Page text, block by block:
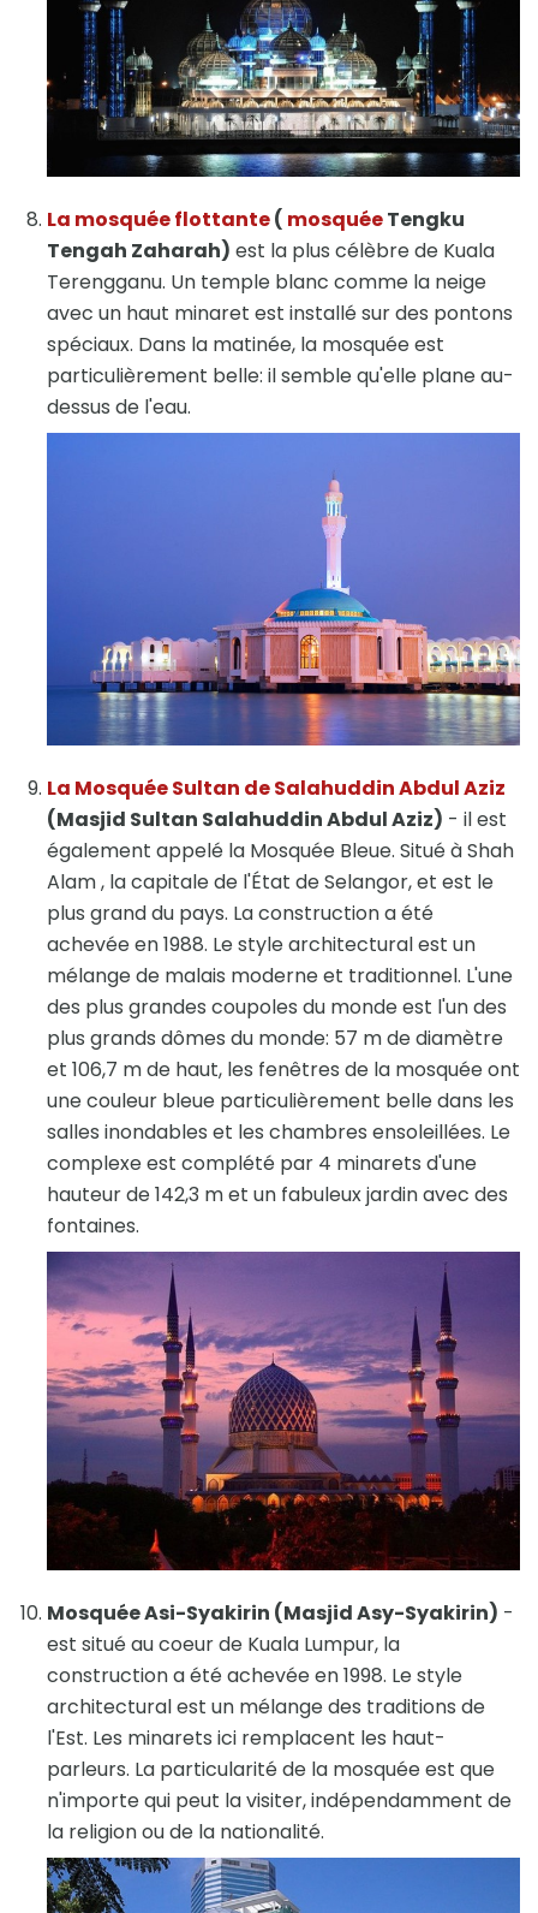
La mosquée flottante( mosquéeTengku
Tengah Zaharah) est la plus célèbre de Kuala
Terengganu. Un temple blanc comme la neige
avec un haut minaret est installé sur des pontons
spéciaux. Dans la matinée, la mosquée est
particulièrement belle: il semble qu'elle plane au-
dessus de l'eau.
La Mosquée Sultan de Salahuddin Abdul Aziz
(Masjid Sultan Salahuddin Abdul Aziz) - il est
également appelé la Mosquée Bleue. Situé à Shah
Alam , la capitale de l'État de Selangor, et est le
plus grand du pays. La construction a été
achevée en 1988. Le style architectural est un
mélange de malais moderne et traditionnel. L'une
des plus grandes coupoles du monde est l'un des
plus grands dômes du monde: 57 m de diamètre
et 106,7 m de haut, les fenêtres de la mosquée ont
une couleur bleue particulièrement belle dans les
salles inondables et les chambres ensoleillées. Le
complexe est complété par 4 minarets d'une
hauteur de 142,3 m et un fabuleux jardin avec des
fontaines.
Mosquée Asi-Syakirin (Masjid Asy-Syakirin) -
est situé au coeur de Kuala Lumpur, la
construction a été achevée en 1998. Le style
architectural est un mélange des traditions de
l'Est. Les minarets ici remplacent les haut-
parleurs. La particularité de la mosquée est que
n'importe qui peut la visiter, indépendamment de
la religion ou de la nationalité.